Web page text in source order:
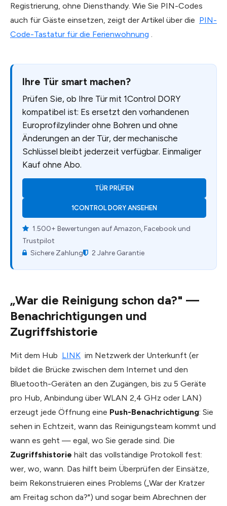
Registrierung, ohne Diensthandy. Wie Sie PIN-Codes
auch für Gäste einsetzen, zeigt der Artikel über die PIN-
Code-Tastatur für die Ferienwohnung .
Ihre Tür smart machen?
Prüfen Sie, ob Ihre Tür mit 1Control DORY
kompatibel ist: Es ersetzt den vorhandenen
Europrofilzylinder ohne Bohren und ohne
Änderungen an der Tür, der mechanische
Schlüssel bleibt jederzeit verfügbar. Einmaliger
Kauf ohne Abo.
TÜR PRÜFEN
1CONTROL DORY ANSEHEN
1.500+ Bewertungen auf Amazon, Facebook und
Trustpilot
Sichere Zahlung
2 Jahre Garantie
„War die Reinigung schon da?" —
Benachrichtigungen und
Zugriffshistorie
Mit dem Hub LINK im Netzwerk der Unterkunft (er
bildet die Brücke zwischen dem Internet und den
Bluetooth-Geräten an den Zugängen, bis zu 5 Geräte
pro Hub, Anbindung über WLAN 2,4 GHz oder LAN)
erzeugt jede Öffnung eine Push-Benachrichtigung: Sie
sehen in Echtzeit, wann das Reinigungsteam kommt und
wann es geht — egal, wo Sie gerade sind. Die
Zugriffshistorie hält das vollständige Protokoll fest:
wer, wo, wann. Das hilft beim Überprüfen der Einsätze,
beim Rekonstruieren eines Problems („War der Kratzer
am Freitag schon da?") und sogar beim Abrechnen der